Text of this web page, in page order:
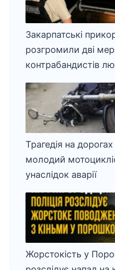
Закарпатські
розгромили дві
контрабандистів
Трагедія на
молодий
унаслідок аварії
Жорстокість у